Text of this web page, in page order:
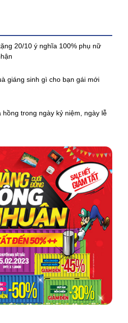
20/10 ý nghĩa 100% phụ nữ
giáng sinh gì cho bạn gái mới
hồng trong ngày kỷ niệm, ngày lễ